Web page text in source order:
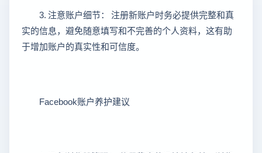
3. 注意账户细节： 注册新账户时务必提供完整和真
实的信息，避免随意填写和不完善的个人资料，这有助
于增加账户的真实性和可信度。
Facebook账户养护建议